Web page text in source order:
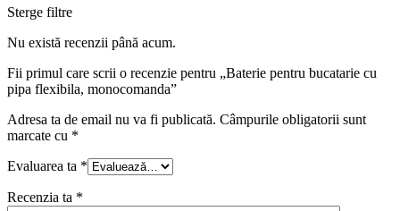
Sterge filtre
Nu există recenzii până acum.
Fii primul care scrii o recenzie pentru „Baterie pentru bucatarie cu
pipa flexibila, monocomanda”
Adresa ta de email nu va fi publicată. Câmpurile obligatorii sunt
marcate cu *
Evaluarea ta *
Recenzia ta *